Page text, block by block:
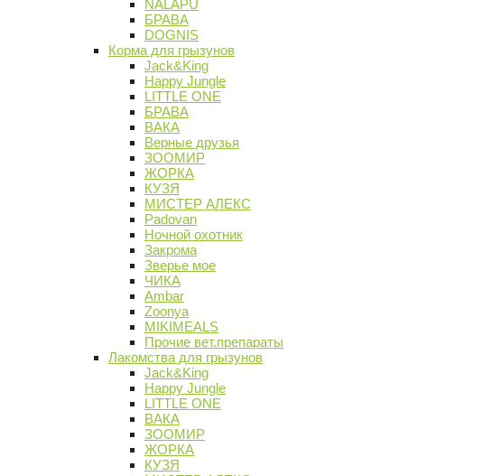
NALAPU
БРАВА
DOGNIS
Корма для грызунов
Jack&King
Happy Jungle
LITTLE ONE
БРАВА
ВАКА
Верные друзья
ЗООМИР
ЖОРКА
КУЗЯ
МИСТЕР АЛЕКС
Padovan
Ночной охотник
Закрома
Зверье мое
ЧИКА
Ambar
Zoonya
MIKIMEALS
Прочие вет.препараты
Лакомства для грызунов
Jack&King
Happy Jungle
LITTLE ONE
ВАКА
ЗООМИР
ЖОРКА
КУЗЯ